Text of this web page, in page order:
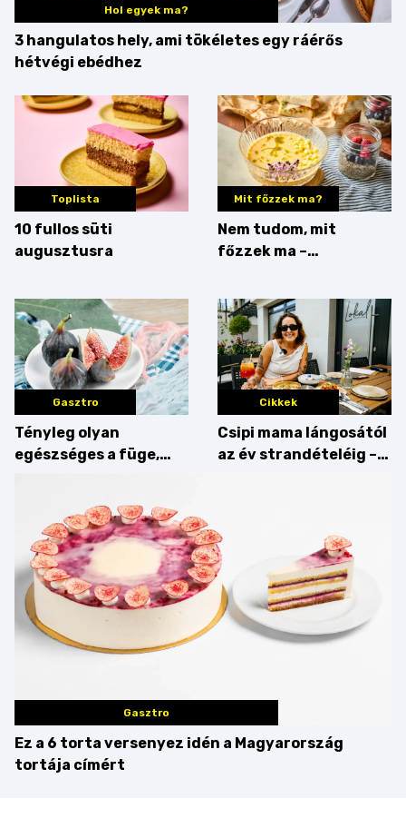
Hol egyek ma?
3 hangulatos hely, ami tökéletes egy ráérős
hétvégi ebédhez
Toplista
10 fullos süti
augusztusra
Mit főzzek ma?
Nem tudom, mit
főzzek ma –
Gasztro
Tényleg olyan
egészséges a füge,
Cikkek
Csipi mama lángosától
az év strandételéig –
Gasztro
Ez a 6 torta versenyez idén a Magyarország
tortája címért